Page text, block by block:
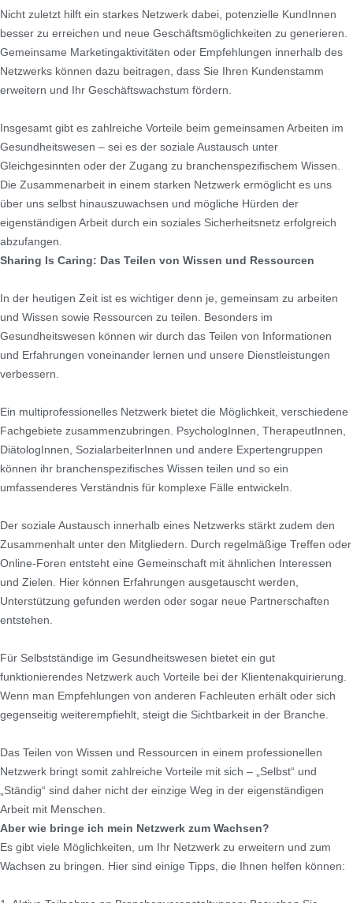
Nicht zuletzt hilft ein starkes Netzwerk dabei, potenzielle KundInnen
besser zu erreichen und neue Geschäftsmöglichkeiten zu generieren.
Gemeinsame Marketingaktivitäten oder Empfehlungen innerhalb des
Netzwerks können dazu beitragen, dass Sie Ihren Kundenstamm
erweitern und Ihr Geschäftswachstum fördern.
Insgesamt gibt es zahlreiche Vorteile beim gemeinsamen Arbeiten im
Gesundheitswesen – sei es der soziale Austausch unter
Gleichgesinnten oder der Zugang zu branchenspezifischem Wissen.
Die Zusammenarbeit in einem starken Netzwerk ermöglicht es uns
über uns selbst hinauszuwachsen und mögliche Hürden der
eigenständigen Arbeit durch ein soziales Sicherheitsnetz erfolgreich
abzufangen.
Sharing Is Caring: Das Teilen von Wissen und Ressourcen
In der heutigen Zeit ist es wichtiger denn je, gemeinsam zu arbeiten
und Wissen sowie Ressourcen zu teilen. Besonders im
Gesundheitswesen können wir durch das Teilen von Informationen
und Erfahrungen voneinander lernen und unsere Dienstleistungen
verbessern.
Ein multiprofessionelles Netzwerk bietet die Möglichkeit, verschiedene
Fachgebiete zusammenzubringen. PsychologInnen, TherapeutInnen,
DiätologInnen, SozialarbeiterInnen und andere Expertengruppen
können ihr branchenspezifisches Wissen teilen und so ein
umfassenderes Verständnis für komplexe Fälle entwickeln.
Der soziale Austausch innerhalb eines Netzwerks stärkt zudem den
Zusammenhalt unter den Mitgliedern. Durch regelmäßige Treffen oder
Online-Foren entsteht eine Gemeinschaft mit ähnlichen Interessen
und Zielen. Hier können Erfahrungen ausgetauscht werden,
Unterstützung gefunden werden oder sogar neue Partnerschaften
entstehen.
Für Selbstständige im Gesundheitswesen bietet ein gut
funktionierendes Netzwerk auch Vorteile bei der Klientenakquirierung.
Wenn man Empfehlungen von anderen Fachleuten erhält oder sich
gegenseitig weiterempfiehlt, steigt die Sichtbarkeit in der Branche.
Das Teilen von Wissen und Ressourcen in einem professionellen
Netzwerk bringt somit zahlreiche Vorteile mit sich – „Selbst“ und
„Ständig“ sind daher nicht der einzige Weg in der eigenständigen
Arbeit mit Menschen.
Aber wie bringe ich mein Netzwerk zum Wachsen?
Es gibt viele Möglichkeiten, um Ihr Netzwerk zu erweitern und zum
Wachsen zu bringen. Hier sind einige Tipps, die Ihnen helfen können: